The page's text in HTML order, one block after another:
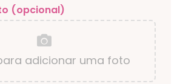
(opcional)
adicionar uma foto